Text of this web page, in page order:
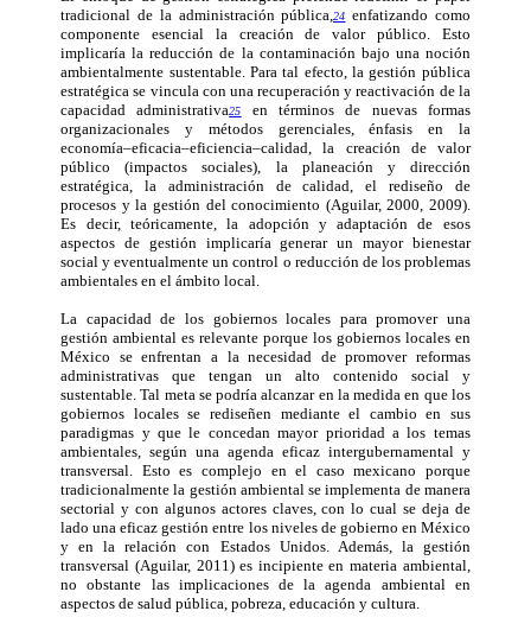
tradicional de la administración pública,24 enfatizando como
componente esencial la creación de valor público. Esto
implicaría la reducción de la contaminación bajo una noción
ambientalmente sustentable. Para tal efecto, la gestión pública
estratégica se vincula con una recuperación y reactivación de la
capacidad administrativa25
en términos de nuevas formas
organizacionales y métodos gerenciales, énfasis en la
economía–eficacia–eficiencia–calidad, la creación de valor
público (impactos sociales), la planeación y dirección
estratégica, la administración de calidad, el rediseño de
procesos y la gestión del conocimiento (Aguilar, 2000, 2009).
Es decir, teóricamente, la adopción y adaptación de esos
aspectos de gestión implicaría generar un mayor bienestar
social y eventualmente un control o reducción de los problemas
ambientales en el ámbito local.
La capacidad de los gobiernos locales para promover una
gestión ambiental es relevante porque los gobiernos locales en
México se enfrentan a la necesidad de promover reformas
administrativas que tengan un alto contenido social y
sustentable. Tal meta se podría alcanzar en la medida en que los
gobiernos locales se rediseñen mediante el cambio en sus
paradigmas y que le concedan mayor prioridad a los temas
ambientales, según una agenda eficaz intergubernamental y
transversal. Esto es complejo en el caso mexicano porque
tradicionalmente la gestión ambiental se implementa de manera
sectorial y con algunos actores claves, con lo cual se deja de
lado una eficaz gestión entre los niveles de gobierno en México
y en la relación con Estados Unidos. Además, la gestión
transversal (Aguilar, 2011) es incipiente en materia ambiental,
no obstante las implicaciones de la agenda ambiental en
aspectos de salud pública, pobreza, educación y cultura.